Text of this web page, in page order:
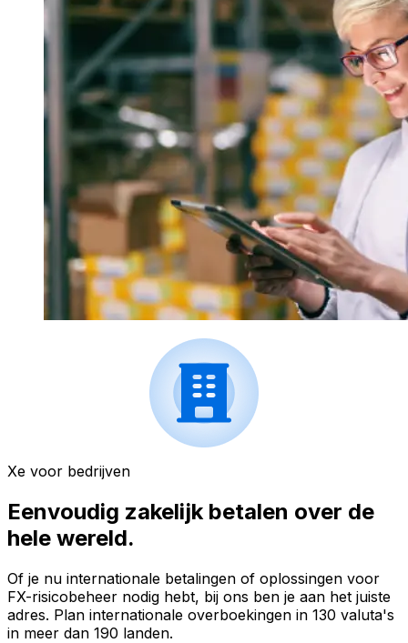
Xe voor bedrijven
Eenvoudig zakelijk betalen over de
hele wereld.
Of je nu internationale betalingen of oplossingen voor
FX-risicobeheer nodig hebt, bij ons ben je aan het juiste
adres. Plan internationale overboekingen in 130 valuta's
in meer dan 190 landen.